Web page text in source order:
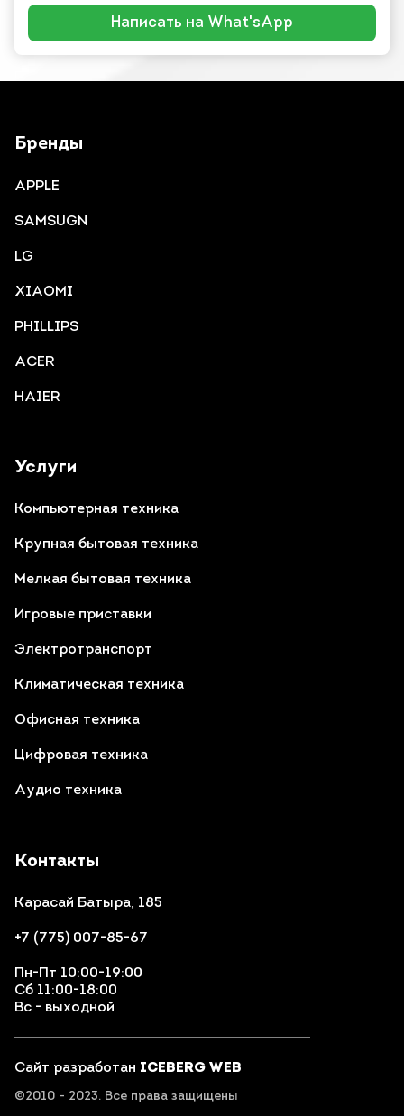
Написать на What'sApp
Контакты
Карасай Батыра, 185
+7 (775) 007-85-67
Пн-Пт 10:00-19:00
Сб 11:00-18:00
Вс - выходной
Сайт разработан ICEBERG WEB
©2010 - 2023. Все права защищены
Услуги
Компьютерная техника
Крупная бытовая техника
Мелкая бытовая техника
Игровые приставки
Электротранспорт
Климатическая техника
Офисная техника
Цифровая техника
Аудио техника
Бренды
APPLE
SAMSUGN
LG
XIAOMI
PHILLIPS
ACER
HAIER